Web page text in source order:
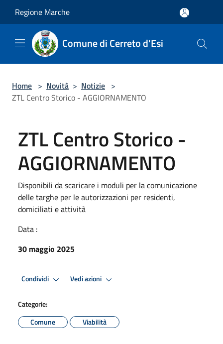
Regione Marche
Comune di Cerreto d'Esi
Home > Novità > Notizie >
ZTL Centro Storico - AGGIORNAMENTO
ZTL Centro Storico -
AGGIORNAMENTO
Disponibili da scaricare i moduli per la comunicazione
delle targhe per le autorizzazioni per residenti,
domiciliati e attività
Data :
30 maggio 2025
Condividi Vedi azioni
Categorie:
Comune
Viabilità